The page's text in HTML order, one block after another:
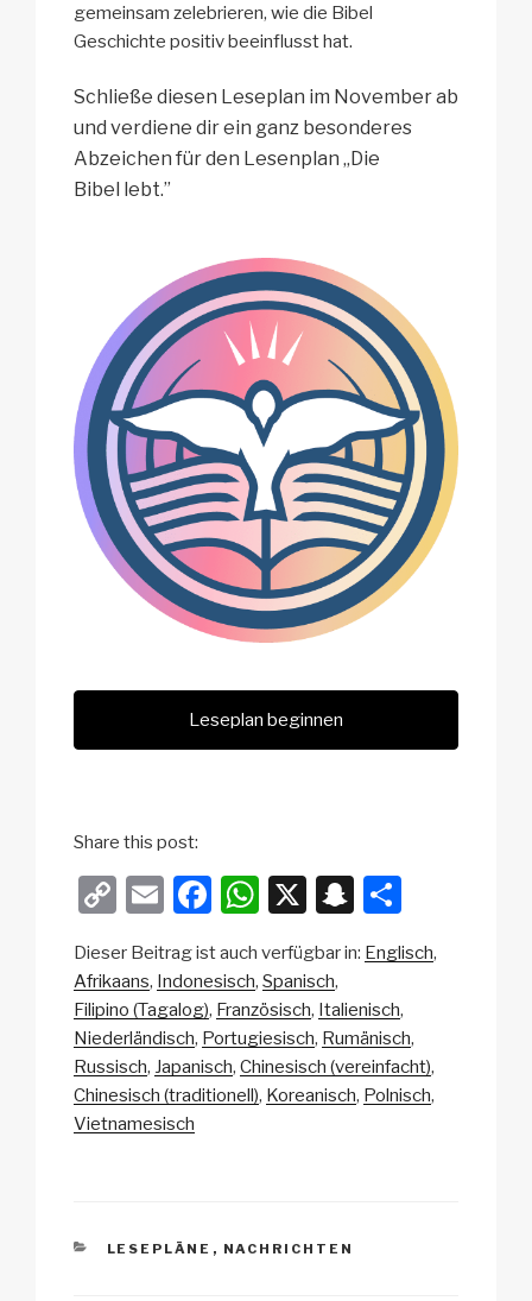
gemeinsam zelebrieren, wie die Bibel
Geschichte positiv beeinflusst hat.
Schließe diesen Leseplan im November ab
und verdiene dir ein ganz besonderes
Abzeichen für den Lesenplan „Die
Bibel lebt.”
Leseplan beginnen
Share this post:
C
p
y
Li
n
k
E
ail
F
c
e
b
o
W
at
s
A
p
X
S
a
p
c
h
e
n
Dieser Beitrag ist auch verfügbar in: Englisch
Afrikaans Indonesisch Spanisch
Filipino (Tagalog) Französisch Italienisch
Niederländisch Portugiesisch Rumänisch
Russisch Japanisch Chinesisch (vereinfacht)
Chinesisch (traditionell) Koreanisch Polnisch
Vietnamesisch
KATEGORIEN
LESEPLÄNE , NACHRICHTEN